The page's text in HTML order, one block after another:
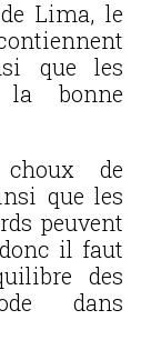
Lima, le
que les
la bonne
de
que les
peuvent
donc il faut
des
dans